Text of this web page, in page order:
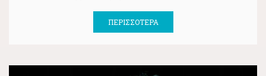
ΠΕΡΙΣΣΌΤΕΡΑ